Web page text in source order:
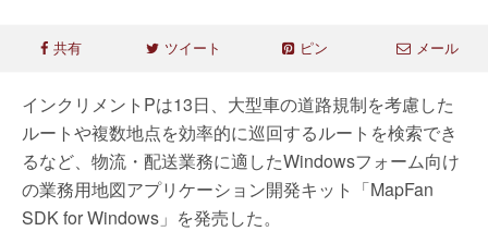
共有 ツイート ピン メール
インクリメントPは13日、大型車の道路規制を考慮した
ルートや複数地点を効率的に巡回するルートを検索でき
るなど、物流・配送業務に適したWindowsフォーム向け
の業務用地図アプリケーション開発キット「MapFan
SDK for Windows」を発売した。